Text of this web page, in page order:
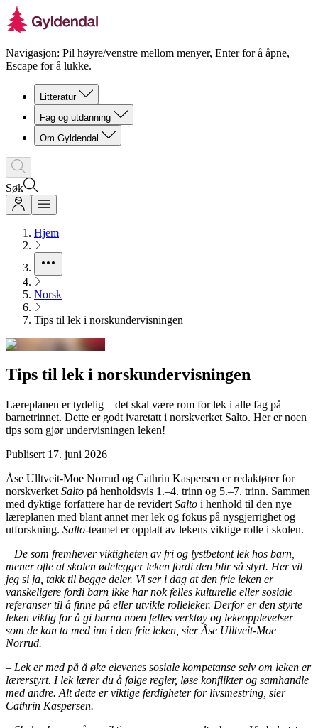
Navigasjon: Pil høyre/venstre mellom menyer, Enter for å åpne,
Escape for å lukke.
Litteratur
Fag og utdanning
Om Gyldendal
Søk
Hjem
Norsk
Tips til lek i norskundervisningen
Tips til lek i norskundervisningen
Læreplanen er tydelig – det skal være rom for lek i alle fag på
barnetrinnet. Dette er godt ivaretatt i norskverket Salto. Her er noen
tips som gjør undervisningen leken!
Publisert 17. juni 2026
Åse Ulltveit-Moe Norrud og Cathrin Kaspersen er redaktører for
norskverket Salto på henholdsvis 1.–4. trinn og 5.–7. trinn. Sammen
med dyktige forfattere har de revidert Salto i henhold til den nye
læreplanen med blant annet mer lek og fokus på nysgjerrighet og
utforskning. Salto-teamet er opptatt av lekens viktige rolle i skolen.
– De som fremhever viktigheten av fri og lystbetont lek hos barn,
mener ofte at skolen ødelegger leken fordi den blir så styrt. Her vil
jeg si ja, takk til begge deler. Vi ser i dag at den frie leken er
vanskeligere fordi barn ikke har nok felles kulturelle eller sosiale
referanser til å finne på eller utvikle rolleleker. Derfor er den styrte
leken viktig for å gi barna noen felles verktøy og lekeopplevelser
som de kan ta med inn i den frie leken, sier Åse Ulltveit-Moe
Norrud.
– Lek er med på å øke elevenes sosiale kompetanse selv om leken er
lærerstyrt. I lek lærer du å følge regler, løse konflikter og samhandle
med andre. Alt dette er viktige ferdigheter for livsmestring, sier
Cathrin Kaspersen.